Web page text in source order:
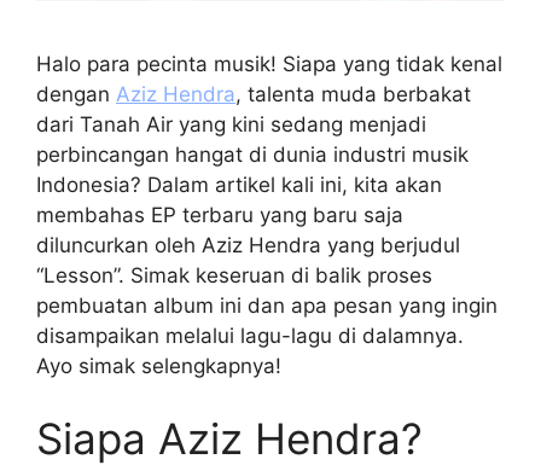
Halo para pecinta musik! Siapa yang tidak kenal
dengan Aziz Hendra, talenta muda berbakat
dari Tanah Air yang kini sedang menjadi
perbincangan hangat di dunia industri musik
Indonesia? Dalam artikel kali ini, kita akan
membahas EP terbaru yang baru saja
diluncurkan oleh Aziz Hendra yang berjudul
“Lesson”. Simak keseruan di balik proses
pembuatan album ini dan apa pesan yang ingin
disampaikan melalui lagu-lagu di dalamnya.
Ayo simak selengkapnya!
Siapa Aziz Hendra?